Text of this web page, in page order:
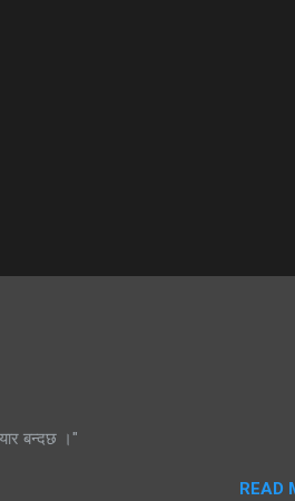
बन्दछ ।"
READ